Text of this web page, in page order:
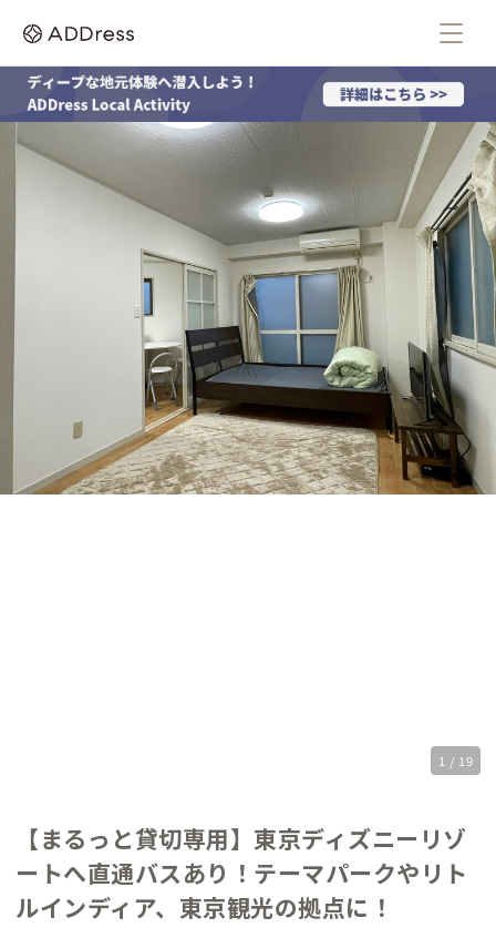
1 / 19
【まるっと貸切専用】東京ディズニーリゾ
ートへ直通バスあり！テーマパークやリト
ルインディア、東京観光の拠点に！